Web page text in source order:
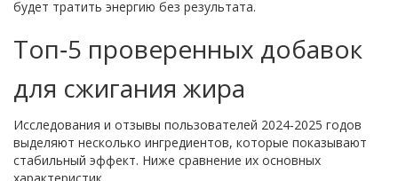
будет тратить энергию без результата.
Топ‑5 проверенных добавок
для сжигания жира
Исследования и отзывы пользователей 2024‑2025 годов
выделяют несколько ингредиентов, которые показывают
стабильный эффект. Ниже сравнение их основных